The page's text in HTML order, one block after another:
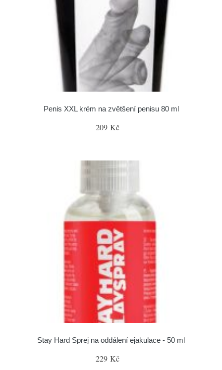
Penis XXL krém na zvětšení penisu 80 ml
209 Kč
Stay Hard Sprej na oddálení ejakulace - 50 ml
229 Kč